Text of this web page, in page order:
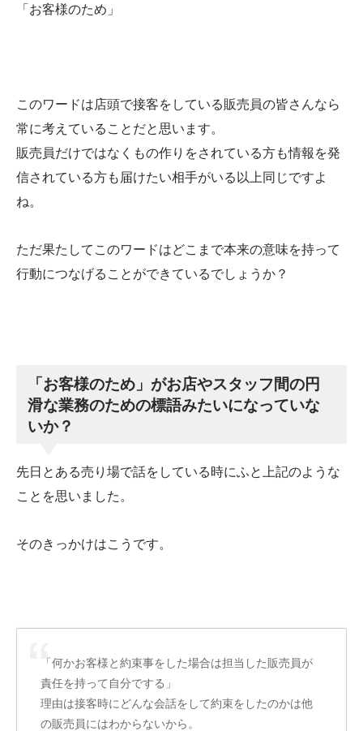
「お客様のため」
このワードは店頭で接客をしている販売員の皆さんなら
常に考えていることだと思います。
販売員だけではなくもの作りをされている方も情報を発
信されている方も届けたい相手がいる以上同じですよ
ね。
ただ果たしてこのワードはどこまで本来の意味を持って
行動につなげることができているでしょうか？
「お客様のため」がお店やスタッフ間の円
滑な業務のための標語みたいになっていな
いか？
先日とある売り場で話をしている時にふと上記のような
ことを思いました。
そのきっかけはこうです。
「何かお客様と約束事をした場合は担当した販売員が
責任を持って自分でする」
理由は接客時にどんな会話をして約束をしたのかは他
の販売員にはわからないから。